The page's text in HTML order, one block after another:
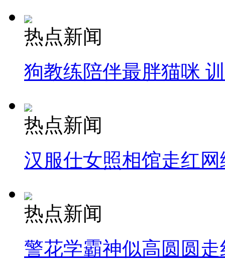
热点新闻
狗教练陪伴最胖猫咪
热点新闻
汉服仕女照相馆走红网
热点新闻
警花学霸神似高圆圆走